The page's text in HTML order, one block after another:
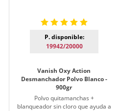
P. disponible:
19942/20000
Vanish Oxy Action
Desmanchador Polvo Blanco -
900gr
Polvo quitamanchas +
blanqueador sin cloro que ayuda a